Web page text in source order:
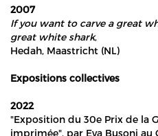
2007
If you want to carve a great
great white shark,
Hedah, Maastricht (NL)
Expositions collectives
2022
"Exposition du 30e Prix de la
imprimée", par Eva Busoni au